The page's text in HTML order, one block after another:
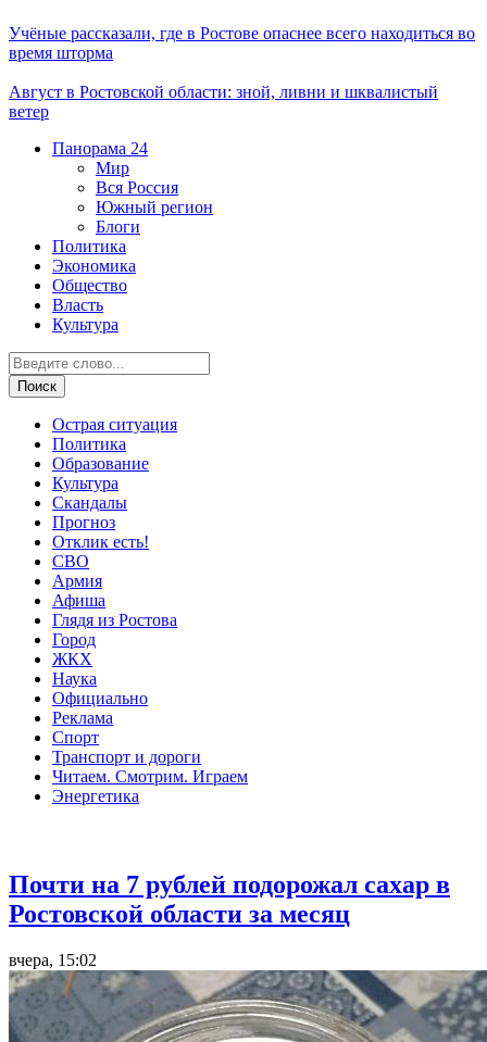
Учёные рассказали, где в Ростове опаснее всего находиться во
время шторма
Август в Ростовской области: зной, ливни и шквалистый
ветер
Панорама 24
Мир
Вся Россия
Южный регион
Блоги
Политика
Экономика
Общество
Власть
Культура
Острая ситуация
Политика
Образование
Культура
Скандалы
Прогноз
Отклик есть!
СВО
Армия
Афиша
Глядя из Ростова
Город
ЖКХ
Наука
Официально
Реклама
Спорт
Транспорт и дороги
Читаем. Смотрим. Играем
Энергетика
Почти на 7 рублей подорожал сахар в
Ростовской области за месяц
вчера, 15:02